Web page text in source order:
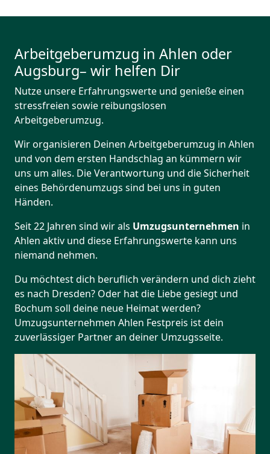
Arbeitgeberumzug in Ahlen oder
Augsburg– wir helfen Dir
Nutze unsere Erfahrungswerte und genieße einen
stressfreien sowie reibungslosen
Arbeitgeberumzug.
Wir organisieren Deinen Arbeitgeberumzug in Ahlen
und von dem ersten Handschlag an kümmern wir
uns um alles. Die Verantwortung und die Sicherheit
eines Behördenumzugs sind bei uns in guten
Händen.
Seit 22 Jahren sind wir als Umzugsunternehmen in
Ahlen aktiv und diese Erfahrungswerte kann uns
niemand nehmen.
Du möchtest dich beruflich verändern und dich zieht
es nach Dresden? Oder hat die Liebe gesiegt und
Bochum soll deine neue Heimat werden?
Umzugsunternehmen Ahlen Festpreis ist dein
zuverlässiger Partner an deiner Umzugsseite.